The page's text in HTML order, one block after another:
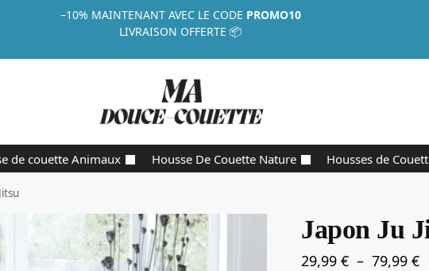
–10% MAINTENANT AVEC LE CODE PROMO10
LIVRAISON OFFERTE 📦
de couette Animaux Housse De Couette Nature Housses de
Japon Ju
29,99€ – 79,99€